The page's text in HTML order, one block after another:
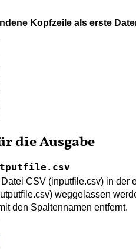
Kopfzeile als erste
die Ausgabe
CSV (inputfile.csv) in der
weggelassen
den Spaltennamen entfernt.